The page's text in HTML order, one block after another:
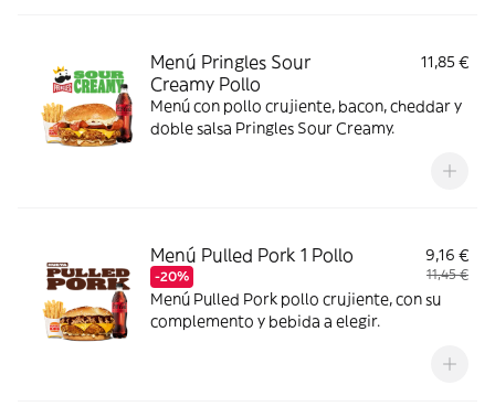
Menú Pringles Sour
Creamy Pollo
11,85 €
Menú con pollo crujiente, bacon, cheddar y
doble salsa Pringles Sour Creamy.
Menú Pulled Pork 1 Pollo
-20%
9,16 €
11,45 €
Menú Pulled Pork pollo crujiente, con su
complemento y bebida a elegir.